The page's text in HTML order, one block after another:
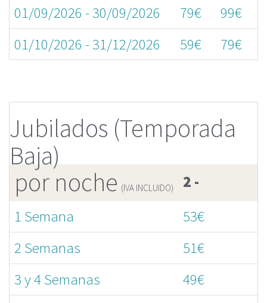
01/09/2026 - 30/09/2026
79€ 99€
01/10/2026 - 31/12/2026
59€ 79€
Jubilados (Temporada
Baja)
por noche (IVA INCLUIDO) 2 -
1 Semana
53€
2 Semanas
51€
3 y 4 Semanas
49€